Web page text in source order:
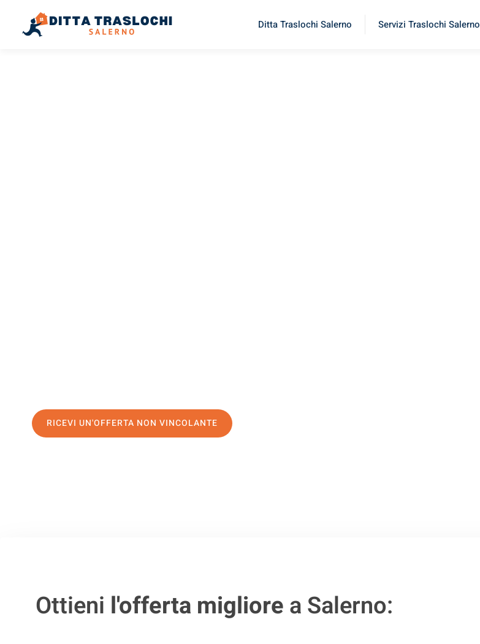
Ditta Traslochi Salerno Servizi Traslochi Salerno
RICEVI UN'OFFERTA NON VINCOLANTE
Ottieni l'offerta migliorea Salerno: